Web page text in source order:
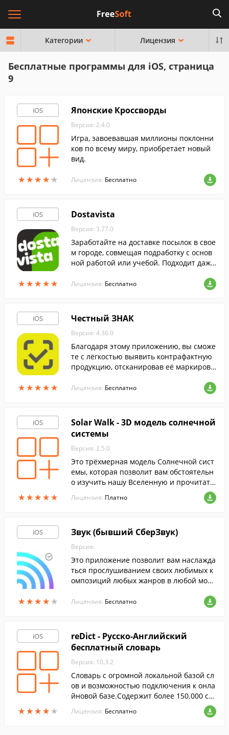
Категории Лицензия
Бесплатные программы для iOS, страница
9
iOS
★★★★★
★★★★★
Японские Кроссворды
Версия: 2.4.0
Игра, завоевавшая миллионы поклонни
ков по всему миру, приобретает новый
вид.
Лицензия: Бесплатно
iOS
★★★★★
★★★★★
Dostavista
Версия: 3.77.0
Заработайте на доставке посылок в свое
м городе, совмещая подработку с основ
ной работой или учебой. Подходит даже
порт.
Лицензия: Бесплатно
iOS
★★★★★
★★★★★
Честный ЗНАК
Версия: 4.36.0
Благодаря этому приложению, вы сможе
те с лёгкостью выявить контрафактную
продукцию, отсканировав её маркировк
Лицензия: Бесплатно
iOS
★★★★★
★★★★★
Solar Walk - 3D модель солнечной
системы
Версия: 2.5.0
Это трёхмерная модель Солнечной сист
емы, которая позволит вам обстоятельн
о изучить нашу Вселенную и прочитать
множество занимательных фактов о неб
есных телах, окружающих нашу планет
Лицензия: Платно
iOS
★★★★ ★
★★★★ ★
Звук (бывший СберЗвук)
Версия:
Это приложение позволит вам наслажда
ться прослушиванием своих любимых к
омпозиций любых жанров в любой мом
Лицензия: Бесплатно
iOS
★★★★★
★★★★★
reDict - Русско-Английский
бесплатный словарь
Версия: 10.3.2
Словарь с огромной локальной базой сл
ов и возможностью подключения к онла
йновой базе.Содержит более 150.000 сл
Лицензия: Бесплатно